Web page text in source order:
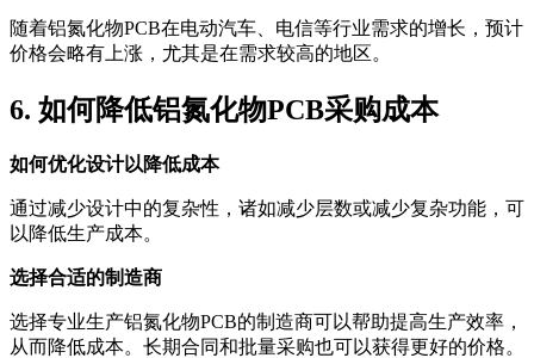
随着铝氮化物PCB在电动汽车、电信等行业需求的增长，预计
价格会略有上涨，尤其是在需求较高的地区。
6. 如何降低铝氮化物PCB采购成本
如何优化设计以降低成本
通过减少设计中的复杂性，诸如减少层数或减少复杂功能，可
以降低生产成本。
选择合适的制造商
选择专业生产铝氮化物PCB的制造商可以帮助提高生产效率，
从而降低成本。长期合同和批量采购也可以获得更好的价格。